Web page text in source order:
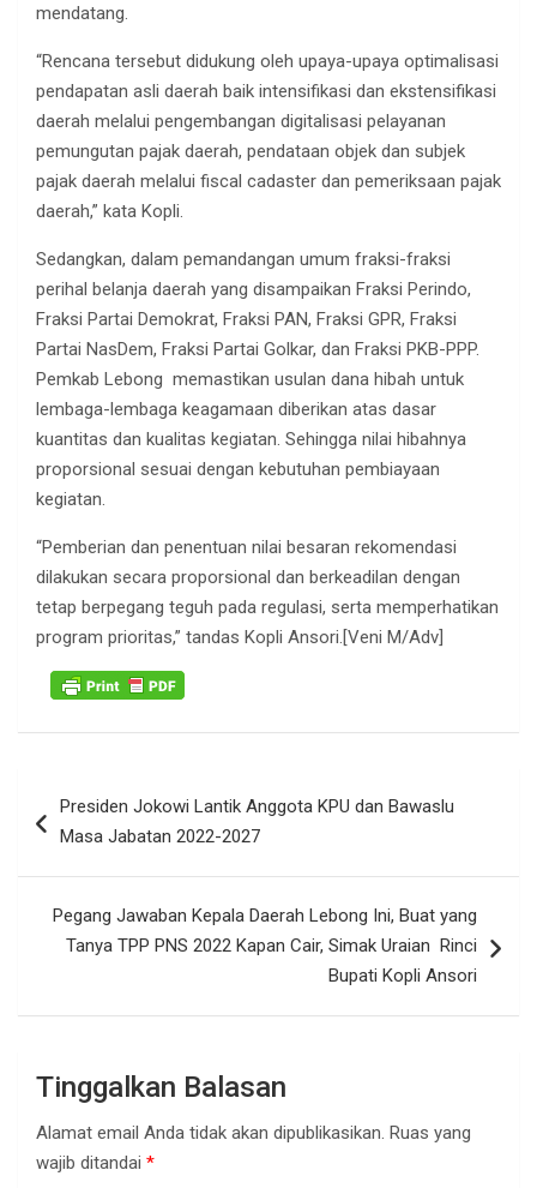
mendatang.
“Rencana tersebut didukung oleh upaya-upaya optimalisasi
pendapatan asli daerah baik intensifikasi dan ekstensifikasi
daerah melalui pengembangan digitalisasi pelayanan
pemungutan pajak daerah, pendataan objek dan subjek
pajak daerah melalui fiscal cadaster dan pemeriksaan pajak
daerah,” kata Kopli.
Sedangkan, dalam pemandangan umum fraksi-fraksi
perihal belanja daerah yang disampaikan Fraksi Perindo,
Fraksi Partai Demokrat, Fraksi PAN, Fraksi GPR, Fraksi
Partai NasDem, Fraksi Partai Golkar, dan Fraksi PKB-PPP.
Pemkab Lebong memastikan usulan dana hibah untuk
lembaga-lembaga keagamaan diberikan atas dasar
kuantitas dan kualitas kegiatan. Sehingga nilai hibahnya
proporsional sesuai dengan kebutuhan pembiayaan
kegiatan.
“Pemberian dan penentuan nilai besaran rekomendasi
dilakukan secara proporsional dan berkeadilan dengan
tetap berpegang teguh pada regulasi, serta memperhatikan
program prioritas,” tandas Kopli Ansori.[Veni M/Adv]
posPresiden Jokowi Lantik Anggota KPU dan Bawaslu
Masa Jabatan 2022-2027
Pegang Jawaban Kepala Daerah Lebong Ini, Buat yang
Tanya TPP PNS 2022 Kapan Cair, Simak Uraian Rinci
Bupati Kopli Ansori
Tinggalkan Balasan
Alamat email Anda tidak akan dipublikasikan. Ruas yang
wajib ditandai *